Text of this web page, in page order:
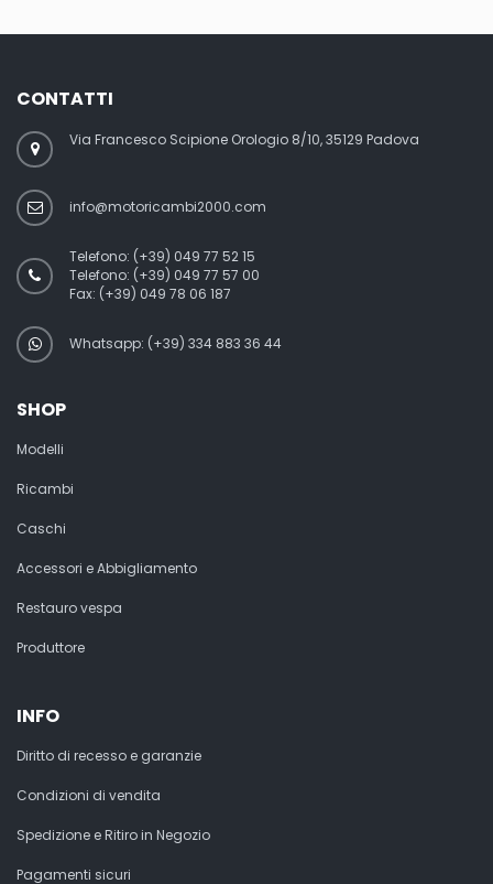
CONTATTI
Via Francesco Scipione Orologio 8/10, 35129 Padova
info@motoricambi2000.com
Telefono: (+39) 049 77 52 15
Telefono: (+39) 049 77 57 00
Fax: (+39) 049 78 06 187
Whatsapp: (+39) 334 883 36 44
SHOP
Modelli
Ricambi
Caschi
Accessori e Abbigliamento
Restauro vespa
Produttore
INFO
Diritto di recesso e garanzie
Condizioni di vendita
Spedizione e Ritiro in Negozio
Pagamenti sicuri